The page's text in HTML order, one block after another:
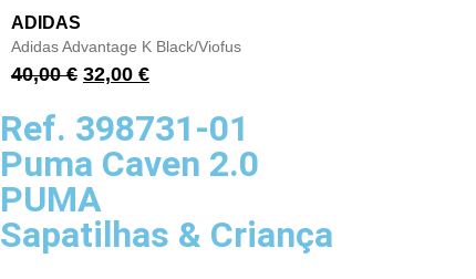
ADIDAS
Adidas Advantage K Black/Viofus
40,00€ 32,00 €
Ref. 398731-01
Puma Caven 2.0
PUMA
Sapatilhas & Criança